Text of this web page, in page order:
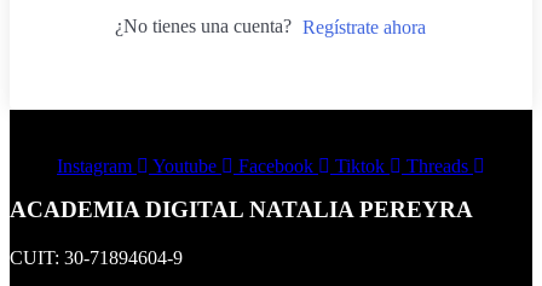
¿No tienes una cuenta? Regístrate ahora
Instagram Youtube Facebook Tiktok Threads
ACADEMIA DIGITAL NATALIA PEREYRA
CUIT: 30-71894604-9